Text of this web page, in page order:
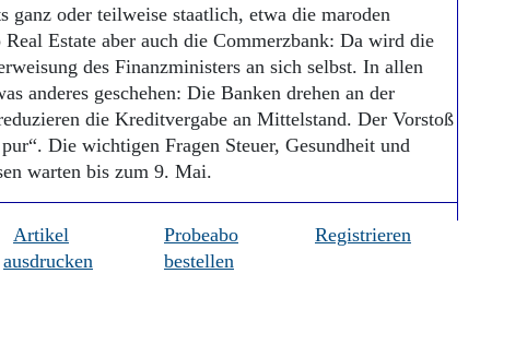
ganz oder teilweise staatlich, etwa die maroden
Estate aber auch die Commerzbank: Da wird die
des Finanzministers an sich selbst. In allen
anderes geschehen: Die Banken drehen an der
die Kreditvergabe an Mittelstand. Der Vorstoß
Die wichtigen Fragen Steuer, Gesundheit und
warten bis zum 9. Mai.
Artikel
ausdrucken
Probeabo
bestellen
Registrieren